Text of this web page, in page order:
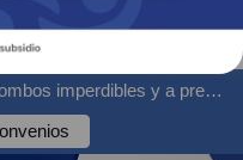
y a precios especiales!